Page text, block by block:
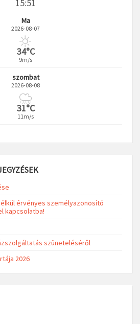
15:51
Ma
2026-08-07
34°C
9m/s
szombat
2026-08-08
31°C
11m/s
érvényes személyazonosító
kapcsolatba!
szüneteléséről
2026